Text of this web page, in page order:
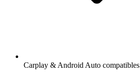
Carplay & Android Auto compatibles